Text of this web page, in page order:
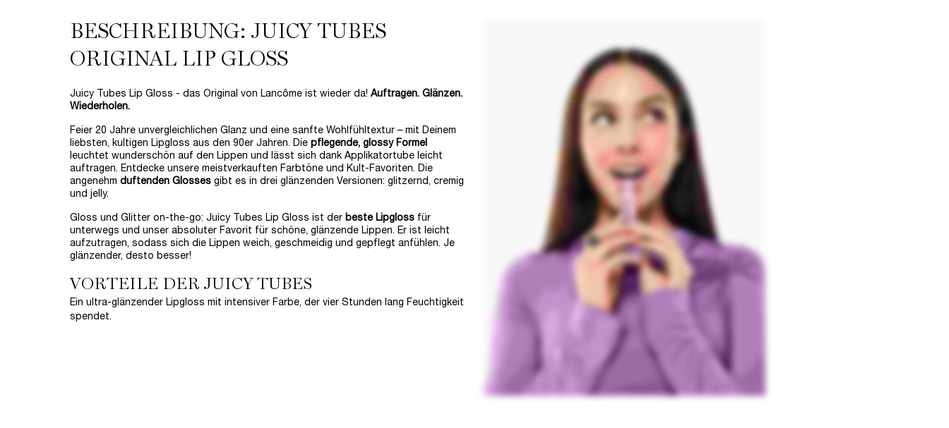
BESCHREIBUNG: JUICY TUBES
ORIGINAL LIP GLOSS
Juicy Tubes Lip Gloss - das Original von Lancôme ist wieder da! Auftragen. Glänzen.
Wiederholen.
Feier 20 Jahre unvergleichlichen Glanz und eine sanfte Wohlfühltextur – mit Deinem
liebsten, kultigen Lipgloss aus den 90er Jahren. Die pflegende, glossy Formel
leuchtet wunderschön auf den Lippen und lässt sich dank Applikatortube leicht
auftragen. Entdecke unsere meistverkauften Farbtöne und Kult-Favoriten. Die
angenehm duftenden Glosses gibt es in drei glänzenden Versionen: glitzernd, cremig
und jelly.
Gloss und Glitter on-the-go: Juicy Tubes Lip Gloss ist der beste Lipgloss für
unterwegs und unser absoluter Favorit für schöne, glänzende Lippen. Er ist leicht
aufzutragen, sodass sich die Lippen weich, geschmeidig und gepflegt anfühlen. Je
glänzender, desto besser!
VORTEILE DER JUICY TUBES
Ein ultra-glänzender Lipgloss mit intensiver Farbe, der vier Stunden lang Feuchtigkeit
spendet.